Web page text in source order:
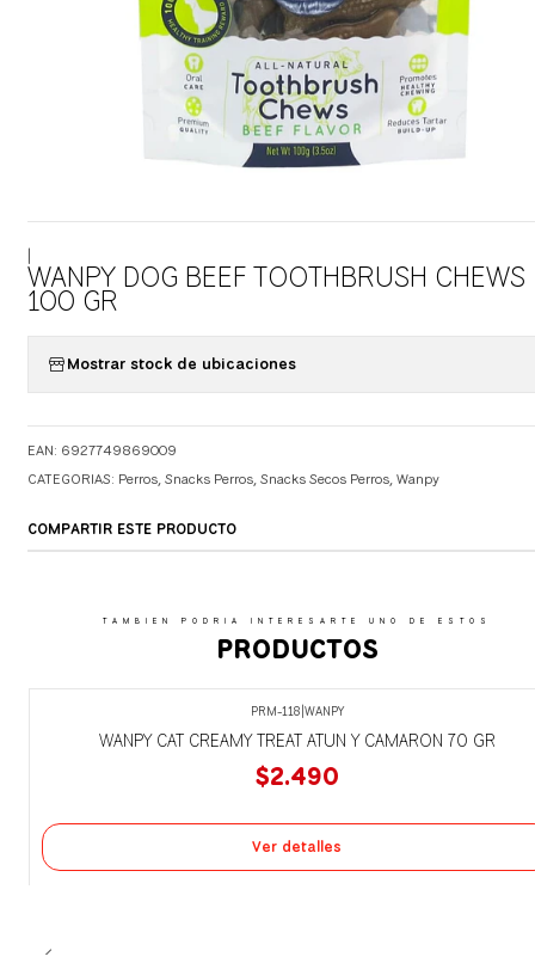
WANPY DOG BEEF TOOTHBRUSH CHEWS
100 GR
Mostrar stock de ubicaciones
EAN: 6927749869009
CATEGORIAS: Perros,Snacks Perros,Snacks Secos Perros,Wanpy
COMPARTIR ESTE PRODUCTO
TAMBIEN PODRIA INTERESARTE UNO DE ESTOS
PRODUCTOS
Agotado
PRM-118 WANPY
WANPY CAT CREAMY TREAT ATUN Y CAMARON 70 GR
$2.490
Ver detalles